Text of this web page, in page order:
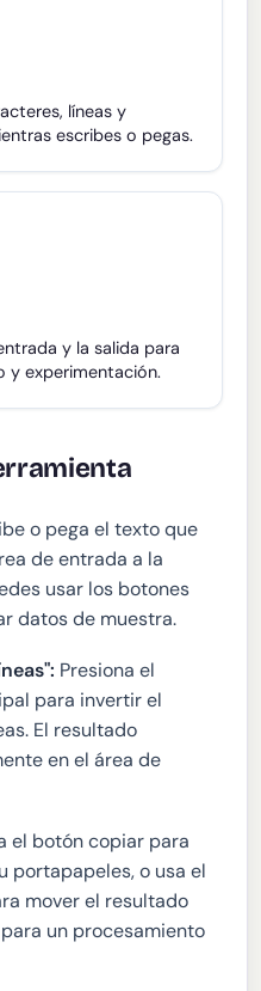
líneas y
escribes o pegas.
y la salida para
y experimentación.
o pega el texto que
de entrada a la
usar los botones
datos de muestra.
Presiona el
para invertir el
El resultado
en el área de
el botón copiar para
portapapeles, o usa el
mover el resultado
un procesamiento